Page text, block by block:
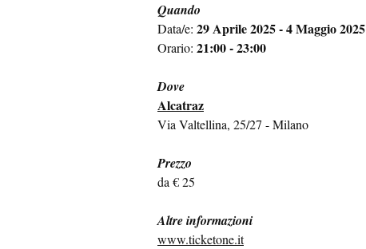
Quando
Data/e: 29 Aprile 2025 - 4 Maggio 2025
Orario: 21:00 - 23:00
Dove
Alcatraz
Via Valtellina, 25/27 - Milano
Prezzo
da € 25
Altre informazioni
www.ticketone.it